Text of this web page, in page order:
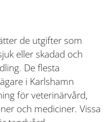
de utgifter som
eller skadad och
De flesta
i Karlshamn
för veterinärvård,
och mediciner. Vissa